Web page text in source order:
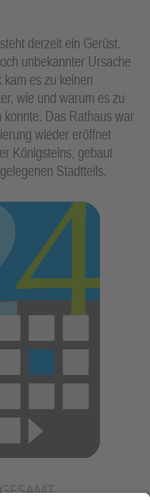
derzeit ein Gerüst.
unbekannter Ursache
es zu keinen
wie und warum es zu
konnte. Das Rathaus war
wieder eröffnet
Königsteins, gebaut
Stadtteils.